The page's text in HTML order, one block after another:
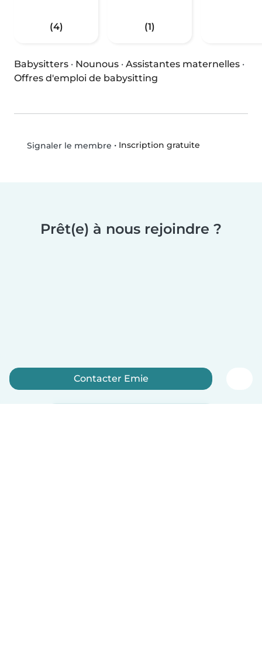
(4) (1)
Babysitters · Nounous · Assistantes maternelles ·
Offres d'emploi de babysitting
Signaler le membre • Inscription gratuite
Prêt(e) à nous rejoindre ?
Contacter Emie